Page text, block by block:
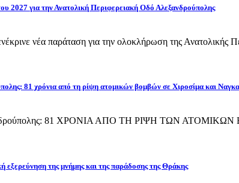
2027 για την Ανατολική Περιφερειακή Οδό Αλεξανδρούπολης
νέα παράταση για την ολοκλήρωση της Ανατολικής
81 χρόνια από τη ρίψη ατομικών βομβών σε Χιροσίμα και
81 ΧΡΟΝΙΑ ΑΠΟ ΤΗ ΡΙΨΗ ΤΩΝ
της μνήμης και της παράδοσης της Θράκης